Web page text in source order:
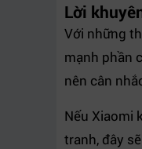
Lời
Với những
mạnh phần
nên cân
Nếu Xiaomi
tranh, đây